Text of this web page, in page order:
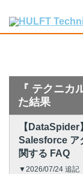
『 テクニカ
た結果
【
Salesforce ア
関する FAQ
▼2026/07/24 追